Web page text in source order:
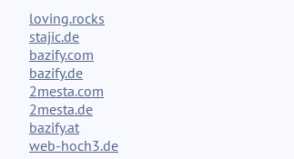
loving.rocks
stajic.de
bazify.com
bazify.de
2mesta.com
2mesta.de
bazify.at
web-hoch3.de